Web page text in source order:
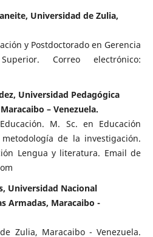
Universidad de Zulia,
y Postdoctorado en Gerencia
Correo electrónico:
Universidad Pedagógica
– Venezuela.
M. Sc. en Educación
de la investigación.
Lengua y literatura. Email de
Universidad Nacional
Armadas, Maracaibo -
Zulia, Maracaibo - Venezuela.